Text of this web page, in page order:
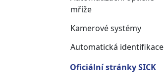
mříže
Kamerové systémy
Automatická identifikace
Oficiální stránky SICK